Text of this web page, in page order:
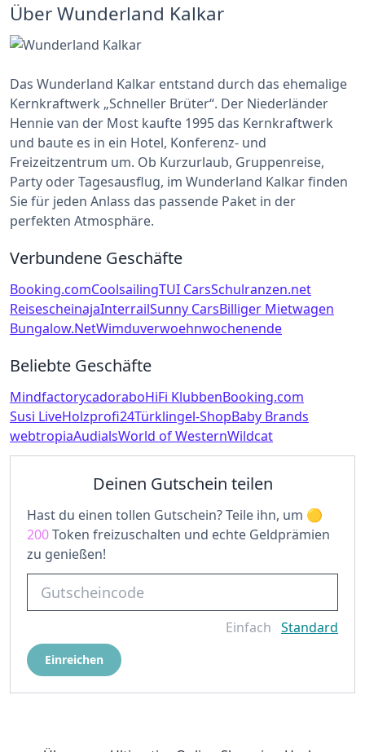
Über Wunderland Kalkar
Das Wunderland Kalkar entstand durch das ehemalige
Kernkraftwerk „Schneller Brüter“. Der Niederländer
Hennie van der Most kaufte 1995 das Kernkraftwerk
und baute es in ein Hotel, Konferenz- und
Freizeitzentrum um. Ob Kurzurlaub, Gruppenreise,
Party oder Tagesausflug, im Wunderland Kalkar finden
Sie für jeden Anlass das passende Paket in der
perfekten Atmosphäre.
Verbundene Geschäfte
Booking.comCoolsailingTUI CarsSchulranzen.net
ReisescheinajaInterrailSunny CarsBilliger Mietwagen
Bungalow.NetWimduverwoehnwochenende
Beliebte Geschäfte
MindfactorycadoraboHiFi KlubbenBooking.com
Susi LiveHolzprofi24Türklingel-ShopBaby Brands
webtropiaAudialsWorld of WesternWildcat
Deinen Gutschein teilen
Hast du einen tollen Gutschein? Teile ihn, um
200Token freizuschalten und echte Geldprämien
zu genießen!
Einfach Standard
Einreichen